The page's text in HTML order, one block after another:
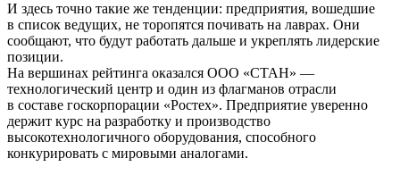
И здесь точно такие же тенденции: предприятия, вошедшие
в список ведущих, не торопятся почивать на лаврах. Они
сообщают, что будут работать дальше и укреплять лидерские
позиции.
На вершинах рейтинга оказался ООО «СТАН» —
технологический центр и один из флагманов отрасли
в составе госкорпорации «Ростех». Предприятие уверенно
держит курс на разработку и производство
высокотехнологичного оборудования, способного
конкурировать с мировыми аналогами.